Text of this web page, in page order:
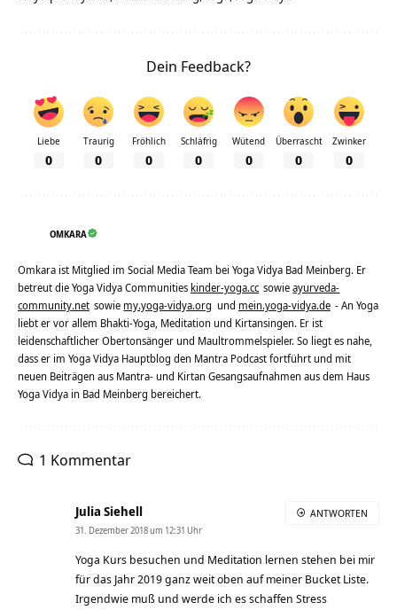
Dein Feedback?
Liebe
0
Traurig
0
Fröhlich
0
Schläfrig
0
Wütend
0
Überrascht
0
Zwinker
0
OMKARA
Omkara ist Mitglied im Social Media Team bei Yoga Vidya Bad Meinberg. Er
betreut die Yoga Vidya Communities kinder-yoga.cc sowieayurveda-
community.net sowie my.yoga-vidya.org und mein.yoga-vidya.de - An Yoga
liebt er vor allem Bhakti-Yoga, Meditation und Kirtansingen. Er ist
leidenschaftlicher Obertonsänger und Maultrommelspieler. So liegt es nahe,
dass er im Yoga Vidya Hauptblog den Mantra Podcast fortführt und mit
neuen Beiträgen aus Mantra- und Kirtan Gesangsaufnahmen aus dem Haus
Yoga Vidya in Bad Meinberg bereichert.
1 Kommentar
Julia Siehell
31. Dezember 2018 um 12:31 Uhr
Yoga Kurs besuchen und Meditation lernen stehen bei mir
für das Jahr 2019 ganz weit oben auf meiner Bucket Liste.
Irgendwie muß und werde ich es schaffen Stress
ANTWORTEN